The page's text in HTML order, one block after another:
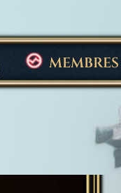
MEMBRES